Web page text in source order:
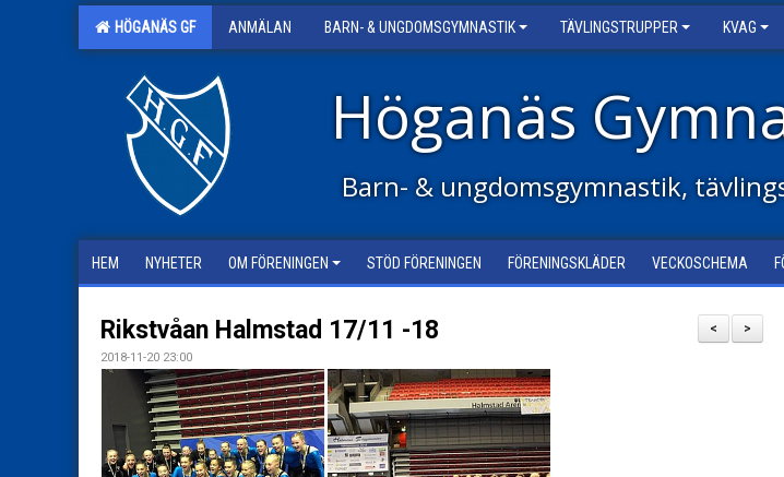
HÖGANÄS GF ANMÄLAN BARN- & UNGDOMSGYMNASTIK TÄVLINGSTRUPPER KVAG
Höganäs
Barn- & ungdomsgymnastik,
HEM NYHETER OM FÖRENINGEN STÖD FÖRENINGEN FÖRENINGSKLÄDER VECKOSCHEMA
>
<
Rikstvåan Halmstad 17/11 -18
2018-11-20 23:00